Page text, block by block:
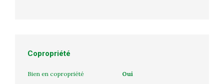
Copropriété
Bien en copropriété
Oui